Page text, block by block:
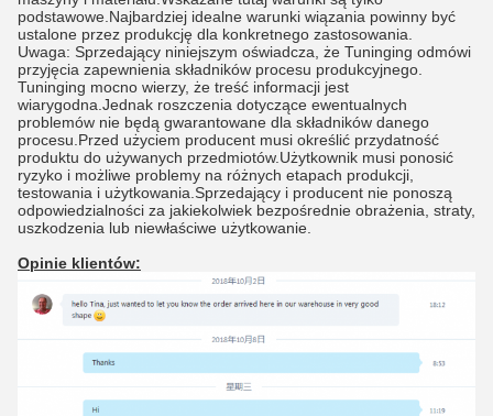
podstawowe.Najbardziej idealne warunki wiązania powinny być
ustalone przez produkcję dla konkretnego zastosowania.
Uwaga: Sprzedający niniejszym oświadcza, że ​​Tuninging odmówi
przyjęcia zapewnienia składników procesu produkcyjnego.
Tuninging mocno wierzy, że treść informacji jest
wiarygodna.Jednak roszczenia dotyczące ewentualnych
problemów nie będą gwarantowane dla składników danego
procesu.Przed użyciem producent musi określić przydatność
produktu do używanych przedmiotów.Użytkownik musi ponosić
ryzyko i możliwe problemy na różnych etapach produkcji,
testowania i użytkowania.Sprzedający i producent nie ponoszą
odpowiedzialności za jakiekolwiek bezpośrednie obrażenia, straty,
uszkodzenia lub niewłaściwe użytkowanie.
Opinie klientów: